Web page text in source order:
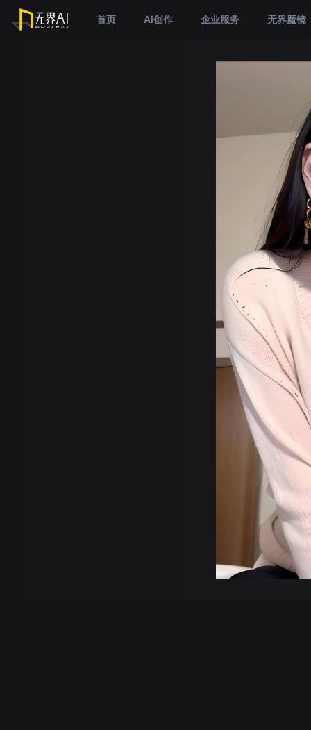
首页 AI创作 企业服务 无界魔镜